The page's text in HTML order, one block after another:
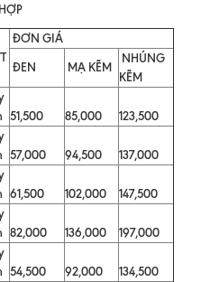
ĐƠN GIÁ
ĐEN
MẠ KẼM
NHÚNG
KẼM
51,500 85,000
123,500
57,000 94,500
137,000
61,500 102,000
147,500
82,000 136,000
197,000
54,500 92,000
134,500